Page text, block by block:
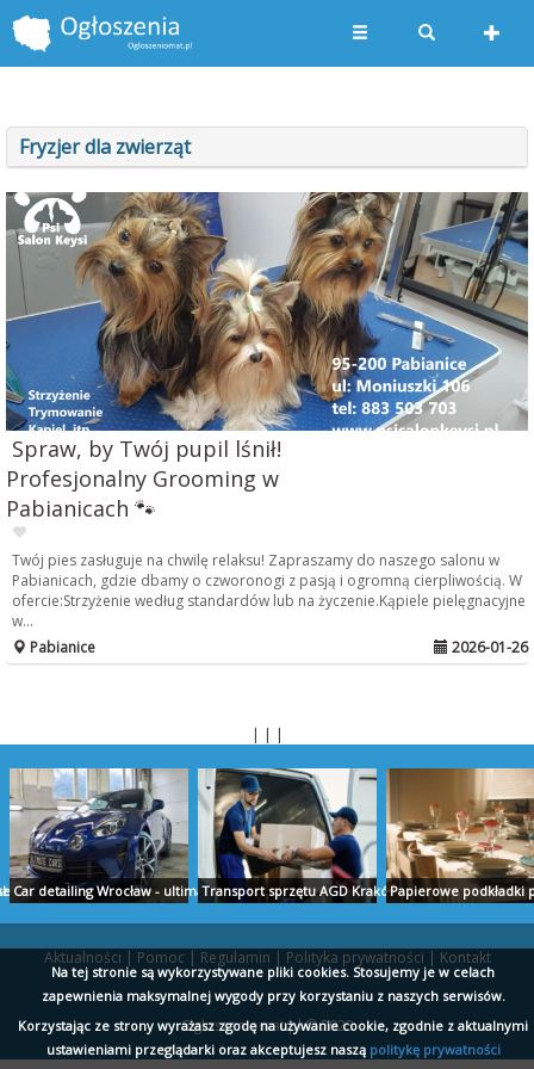
Fryzjer dla zwierząt
Spraw, by Twój pupil lśnił!
Profesjonalny Grooming w
Pabianicach 🐾
Twój pies zasługuje na chwilę relaksu! Zapraszamy do naszego salonu w
Pabianicach, gdzie dbamy o czworonogi z pasją i ogromną cierpliwością. W
ofercie:Strzyżenie według standardów lub na życzenie.Kąpiele pielęgnacyjne
w...
Pabianice
2026-01-26
| | |
zabytków
Car detailing Wrocław - ultimatecars.plTransport sprzętu AGD Kraków - przeprowadzki-
Papierowe podkładki
Nowoczesna kuchnia - emmi.plWsparcie przedsiębiorczości - pfp.com.pl
Moskitiery na okno
Aktualności | Pomoc | Regulamin | Polityka prywatności | Kontakt
Ogloszeniomat.pl © 2023
Na tej stronie są wykorzystywane pliki cookies. Stosujemy je w celach
zapewnienia maksymalnej wygody przy korzystaniu z naszych serwisów.
Korzystając ze strony wyrażasz zgodę na używanie cookie, zgodnie z aktualnymi
ustawieniami przeglądarki oraz akceptujesz naszą politykę prywatności